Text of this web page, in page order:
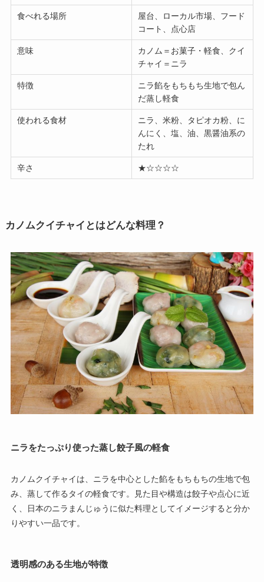
食べれる場所
屋台、ローカル市場、フード
コート、点心店
意味
カノム＝お菓子・軽食、クイ
チャイ＝ニラ
特徴
ニラ餡をもちもち生地で包ん
だ蒸し軽食
使われる食材
ニラ、米粉、タピオカ粉、に
んにく、塩、油、黒醤油系の
たれ
辛さ ★☆☆☆☆
カノムクイチャイとはどんな料理？
ニラをたっぷり使った蒸し餃子風の軽食
カノムクイチャイは、ニラを中心とした餡をもちもちの生地で包
み、蒸して作るタイの軽食です。見た目や構造は餃子や点心に近
く、日本のニラまんじゅうに似た料理としてイメージすると分か
りやすい一品です。
透明感のある生地が特徴